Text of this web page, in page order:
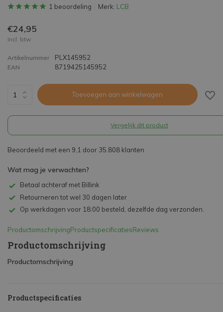
1 beoordeling Merk: LCB
€24,95
Incl. btw
Artikelnummer PLX145952
EAN 8719425145952
Toevoegen aan winkelwagen
Vergelijk dit product
Beoordeeld met een 9,1 door 35.808 klanten
Wat mag je verwachten?
Betaal achteraf met Billink
Retourneren tot wel 30 dagen later
Op werkdagen voor 18:00 besteld, dezelfde dag verzonden.
ProductomschrijvingProductspecificatiesReviews
Productomschrijving
Productomschrijving
Productspecificaties